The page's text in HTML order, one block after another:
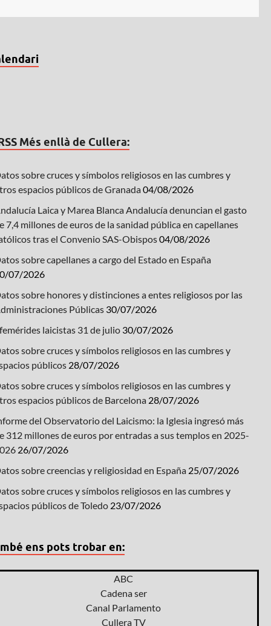
Més enllà de Cullera:
sobre cruces y símbolos religiosos en las cumbres y
espacios públicos de Granada04/08/2026
Laica y Marea Blanca Andalucía denuncian el gasto
7,4 millones de euros de la sanidad pública en capellanes
tras el Convenio SAS-Obispos04/08/2026
sobre capellanes a cargo del Estado en España
07/2026
sobre honores y distinciones a entes religiosos por las
Públicas 30/07/2026
laicistas 31 de julio 30/07/2026
sobre cruces y símbolos religiosos en las cumbres y
públicos 28/07/2026
sobre cruces y símbolos religiosos en las cumbres y
espacios públicos de Barcelona 28/07/2026
del Observatorio del Laicismo: la Iglesia ingresó más
312 millones de euros por entradas a sus templos en 2025-
26/07/2026
sobre creencias y religiosidad en España 25/07/2026
sobre cruces y símbolos religiosos en las cumbres y
públicos de Toledo 23/07/2026
ens pots trobar en:
ABC
Cadena ser
Canal Parlamento
Cullera TV